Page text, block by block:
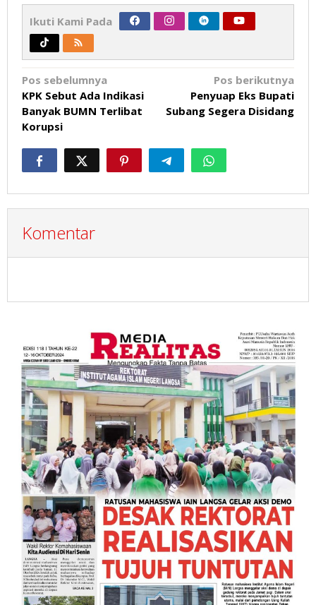
Ikuti Kami Pada
Navigasi
pos
Pos sebelumnya
KPK Sebut Ada Indikasi
Banyak BUMN Terlibat
Korupsi
Pos berikutnya
Penyuap Eks Bupati
Subang Segera Disidang
Komentar